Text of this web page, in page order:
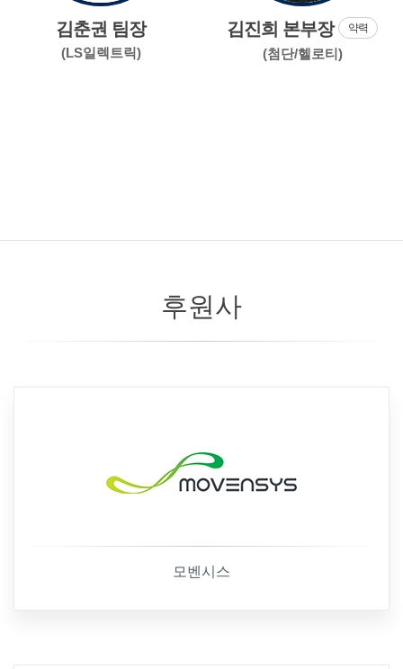
김춘권 팀장
(LS일렉트릭)
김진희 본부장 약력
(첨단/헬로티)
후원사
모벤시스